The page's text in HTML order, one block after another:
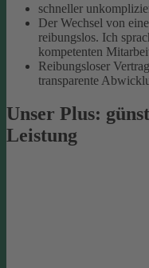
schneller
Der Wechsel von
reibungslos. Ich
kompetenten
Reibungsloser
transparente
Unser Plus:
Leistung